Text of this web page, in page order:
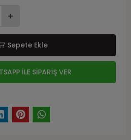
Sepete Ekle
İLE SİPARİŞ VER